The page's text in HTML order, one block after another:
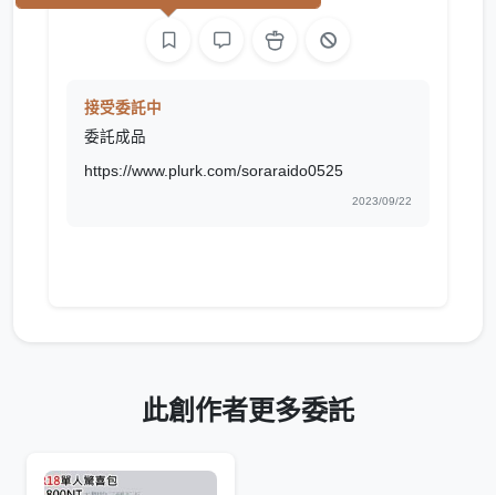
接受委託中
委託成品
https://www.plurk.com/soraraido0525
2023/09/22
此創作者更多委託